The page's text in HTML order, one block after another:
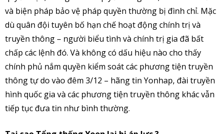
và biện pháp bảo vệ pháp quyền thường bị đình chỉ. Mặc
dù quân đội tuyên bố hạn chế hoạt động chính trị và
truyền thông – người biểu tình và chính trị gia đã bất
chấp các lệnh đó. Và không có dấu hiệu nào cho thấy
chính phủ nắm quyền kiểm soát các phương tiện truyền
thông tự do vào đêm 3/12 – hãng tin Yonhap, đài truyền
hình quốc gia và các phương tiện truyền thông khác vẫn
tiếp tục đưa tin như bình thường.